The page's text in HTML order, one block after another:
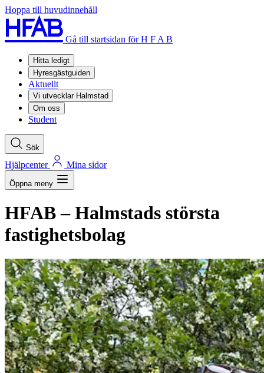
Hoppa till huvudinnehåll
Gå till startsidan för H F A B
Hitta ledigt
Hyresgästguiden
Aktuellt
Vi utvecklar Halmstad
Om oss
Student
Sök
Hjälpcenter Mina sidor
Öppna meny
HFAB– Halmstads största
fastighetsbolag